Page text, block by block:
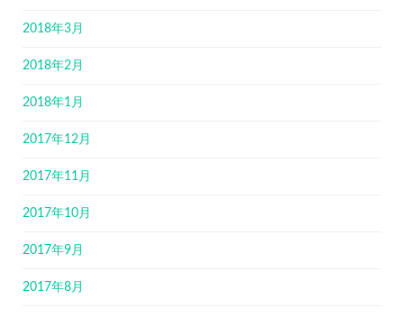
2018年3月
2018年2月
2018年1月
2017年12月
2017年11月
2017年10月
2017年9月
2017年8月